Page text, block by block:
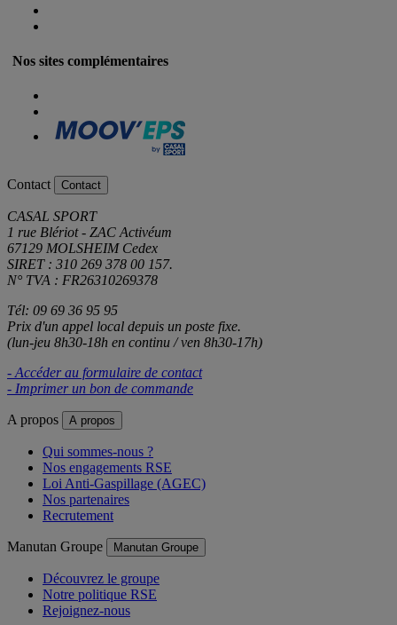
Nos sites complémentaires
Contact Contact
CASAL SPORT
1 rue Blériot - ZAC Activéum
67129 MOLSHEIM Cedex
SIRET : 310 269 378 00 157.
N° TVA : FR26310269378
Tél: 09 69 36 95 95
Prix d'un appel local depuis un poste fixe.
(lun-jeu 8h30-18h en continu / ven 8h30-17h)
- Accéder au formulaire de contact
- Imprimer un bon de commande
A propos A propos
Qui sommes-nous ?
Nos engagements RSE
Loi Anti-Gaspillage (AGEC)
Nos partenaires
Recrutement
Manutan Groupe Manutan Groupe
Découvrez le groupe
Notre politique RSE
Rejoignez-nous